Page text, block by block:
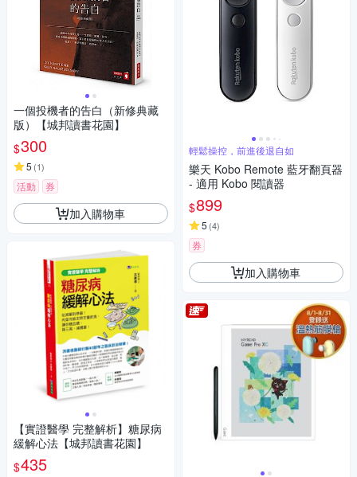
一個投機者的告白（新修典藏
版）【城邦讀書花園】
$300
5 (1)
活動 券
加入購物車
【實證醫學 完整解析】糖尿病
緩解心法【城邦讀書花園】
$435
輕鬆操控，前進後退自如
樂天 Kobo Remote 藍牙翻頁器
- 適用 Kobo 閱讀器
$899
5 (4)
券
加入購物車